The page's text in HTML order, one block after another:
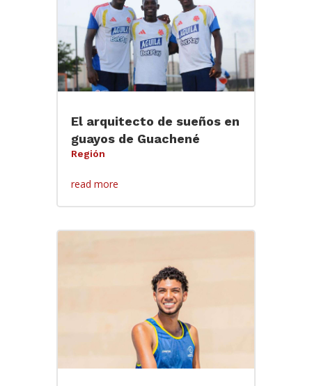
El arquitecto de sueños en
guayos de Guachené
Región
read more